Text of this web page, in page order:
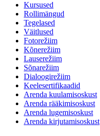
Kursused
Rollimängud
Tegelased
Väitlused
Fotorežiim
Kõnerežiim
Lauserežiim
Sõnarežiim
Dialoogirežiim
Keelesertifikaadid
Arenda kuulamisoskust
Arenda rääkimisoskust
Arenda lugemisoskust
Arenda kirjutamisoskust